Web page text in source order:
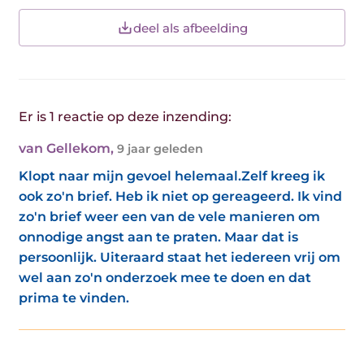
deel als afbeelding
Er is 1 reactie op deze inzending:
van Gellekom, 9 jaar geleden
Klopt naar mijn gevoel helemaal.Zelf kreeg ik
ook zo'n brief. Heb ik niet op gereageerd. Ik vind
zo'n brief weer een van de vele manieren om
onnodige angst aan te praten. Maar dat is
persoonlijk. Uiteraard staat het iedereen vrij om
wel aan zo'n onderzoek mee te doen en dat
prima te vinden.